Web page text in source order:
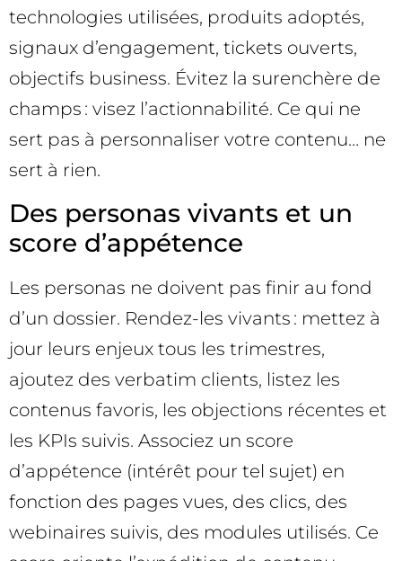
technologies utilisées, produits adoptés,
signaux d’engagement, tickets ouverts,
objectifs business. Évitez la surenchère de
champs : visez l’actionnabilité. Ce qui ne
sert pas à personnaliser votre contenu… ne
sert à rien.
Des personas vivants et un
score d’appétence
Les personas ne doivent pas finir au fond
d’un dossier. Rendez-les vivants : mettez à
jour leurs enjeux tous les trimestres,
ajoutez des verbatim clients, listez les
contenus favoris, les objections récentes et
les KPIs suivis. Associez un score
d’appétence (intérêt pour tel sujet) en
fonction des pages vues, des clics, des
webinaires suivis, des modules utilisés. Ce